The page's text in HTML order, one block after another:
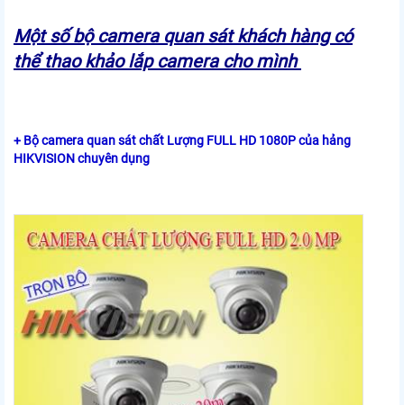
Một số bộ camera quan sát khách hàng có
thể thao khảo lắp camera cho mình
+ Bộ camera quan sát chất Lượng FULL HD 1080P của hảng
HIKVISION chuyên dụng